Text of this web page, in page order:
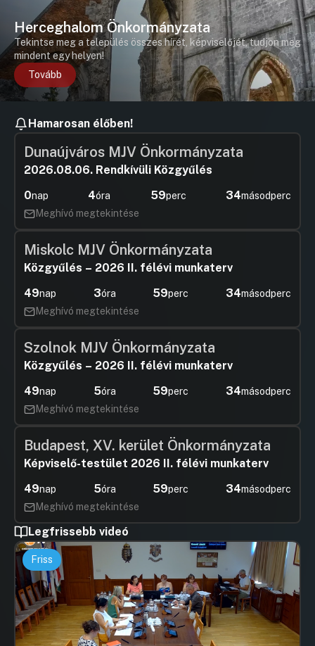
Herceghalom Önkormányzata
Tekintse meg a település összes hírét, képviselőjét, tudjon meg
mindent egy helyen!
Tovább
Hamarosan élőben!
Dunaújváros MJV Önkormányzata
2026.08.06. Rendkívüli Közgyűlés
0nap 4óra 59perc 33másodperc
Meghívó megtekintése
Miskolc MJV Önkormányzata
Közgyűlés – 2026 II. félévi munkaterv
49nap 3óra 59perc 33másodperc
Meghívó megtekintése
Szolnok MJV Önkormányzata
Közgyűlés – 2026 II. félévi munkaterv
49nap 5óra 59perc 33másodperc
Meghívó megtekintése
Budapest, XV. kerület Önkormányzata
Képviselő-testület 2026 II. félévi munkaterv
49nap 5óra 59perc 33másodperc
Meghívó megtekintése
Legfrissebb videó
Friss